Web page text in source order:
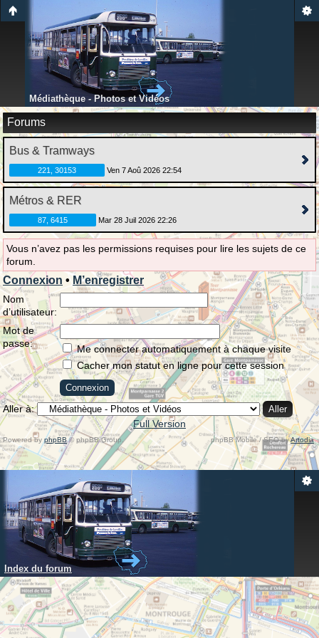
Médiathèque - Photos et Vidéos
Forums
Bus & Tramways
221, 30153 Ven 7 Aoû 2026 22:54
Métros & RER
87, 6415 Mar 28 Juil 2026 22:26
Vous n’avez pas les permissions requises pour lire les sujets de ce
forum.
Connexion • M’enregistrer
Nom
d’utilisateur:
Mot de
passe:
Me connecter automatiquement à chaque visite
Cacher mon statut en ligne pour cette session
Aller à:
Full Version
Powered by phpBB© phpBB Group. phpBB Mobile / SEO byArtodia.
Index du forum